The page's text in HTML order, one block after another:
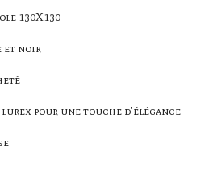
130X130
et noir
pour une touche d'élégance